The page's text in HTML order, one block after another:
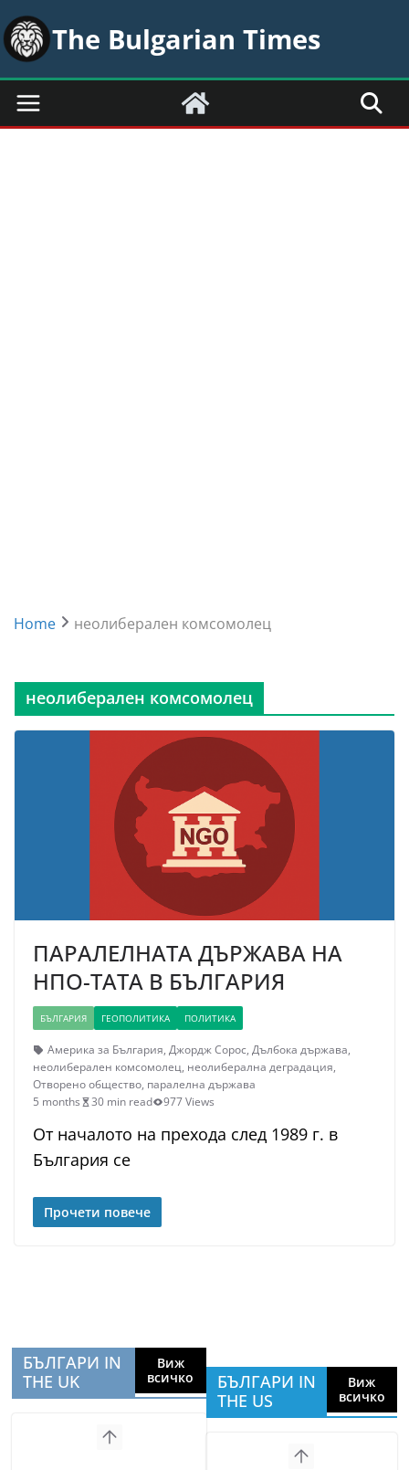
Skip
to
content
The Bulgarian Times
Home неолиберален комсомолец
неолиберален комсомолец
ПАРАЛЕЛНАТА ДЪРЖАВА НА
НПО-ТАТА В БЪЛГАРИЯ
БЪЛГАРИЯ ГЕОПОЛИТИКА ПОЛИТИКА
Америка за България, Джордж Сорос, Дълбока държава,
неолиберален комсомолец, неолиберална деградация,
Отворено общество, паралелна държава
5 months
30 min read 977 Views
От началото на прехода след 1989 г. в
България се
Прочети повече
БЪЛГАРИ IN
THE UK
Виж
всичко
БЪЛГАРИ IN
THE US
Виж
всичко